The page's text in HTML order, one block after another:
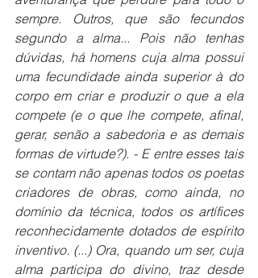
sempre. Outros, que são fecundos
segundo a alma... Pois não tenhas
dúvidas, há homens cuja alma possui
uma fecundidade ainda superior à do
corpo em criar e produzir o que a ela
compete (e o que lhe compete, afinal,
gerar, senão a sabedoria e as demais
formas de virtude?). - E entre esses tais
se contam não apenas todos os poetas
criadores de obras, como ainda, no
domínio da técnica, todos os artífices
reconhecidamente dotados de espírito
inventivo. (...) Ora, quando um ser, cuja
alma participa do divino, traz desde